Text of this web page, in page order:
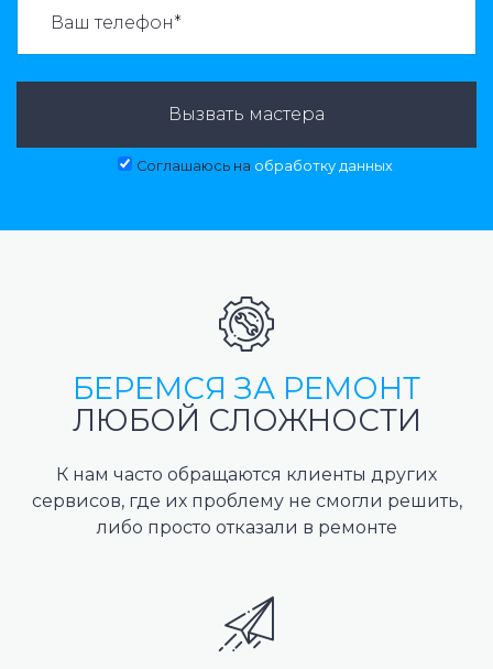
Вызвать мастера
Соглашаюсь на обработку данных
БЕРЕМСЯ ЗА РЕМОНТ
ЛЮБОЙ СЛОЖНОСТИ
К нам часто обращаются клиенты других
сервисов, где их проблему не смогли решить,
либо просто отказали в ремонте